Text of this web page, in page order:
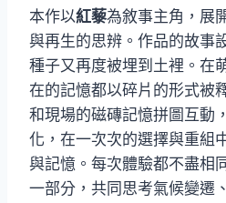
本作以紅藜為敘事主角，展
與再生的思辨。作品的故事
種子又再度被埋到土裡。在
在的記憶都以碎片的形式被
和現場的磁磚記憶拼圖互動
化，在一次次的選擇與重組
與記憶。每次體驗都不盡相
一部分，共同思考氣候變遷